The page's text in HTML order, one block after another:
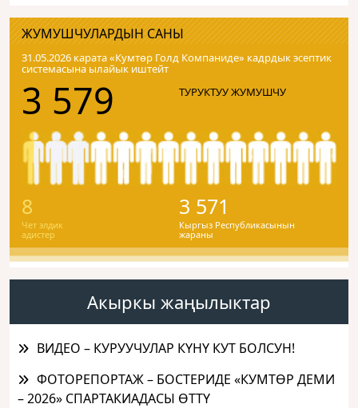
ЖУМУШЧУЛАРДЫН САНЫ
31.05.2026 карата «Кумтɵр Голд Компаниде» кадрдык эсептик
системасына ылайык иштейт
3 579 ТУРУКТУУ ЖУМУШЧУ
8
Чет элдик
адистер
3 571
Кыргыз Республикасынын
жараны
Акыркы жаңылыктар
ВИДЕО – КУРУУЧУЛАР КҮНҮ КУТ БОЛСУН!
ФОТОРЕПОРТАЖ – БОСТЕРИДЕ «КУМТӨР ДЕМИ
– 2026» СПАРТАКИАДАСЫ ӨТТҮ